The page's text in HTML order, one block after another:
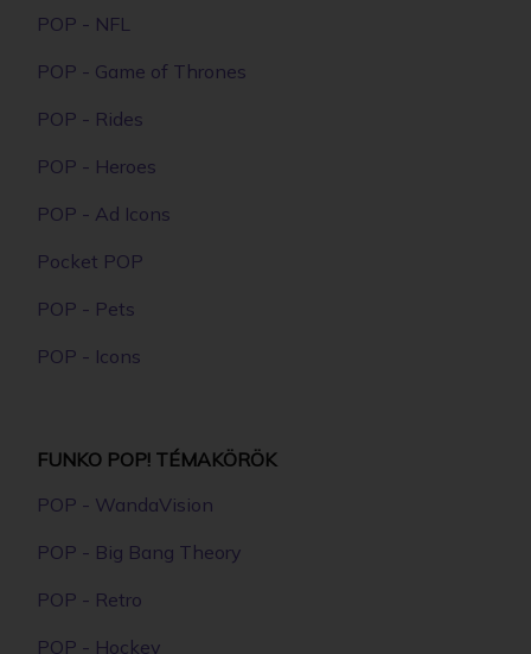
POP - NFL
POP - Game of Thrones
POP - Rides
POP - Heroes
POP - Ad Icons
Pocket POP
POP - Pets
POP - Icons
FUNKO POP! TÉMAKÖRÖK
POP - WandaVision
POP - Big Bang Theory
POP - Retro
POP - Hockey